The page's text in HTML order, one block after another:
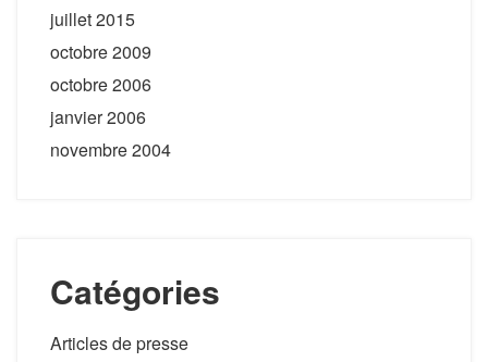
juillet 2015
octobre 2009
octobre 2006
janvier 2006
novembre 2004
Catégories
Articles de presse